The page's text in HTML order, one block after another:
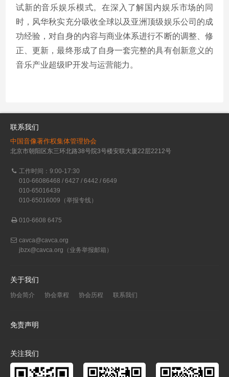
试新的音乐娱乐模式。在深入了解国内娱乐市场的同
时，风华秋实充分吸收全球以及亚洲顶级娱乐公司的成
功经验，对自身的内容与商业体系进行不断的调整、修
正、更新，最终形成了自身一套完整的具有创新意义的
音乐产业超级IP开发与运营能力。
联系我们
中国音像著作权集体管理协会
北京市朝阳区东三环北路38号院3号楼安联大厦22层2212号
工作时间：9:00-17:30
010-66086468 / 6427 / 6442 / 6649
010-65016439
010-65016009（举报专线）
010-6608 6475
cavca@cavca.org
jbzx@cavca.org （业务举报邮箱）
关于我们
协会简介 协会章程 协会历程 联系我们
免责声明
关注我们